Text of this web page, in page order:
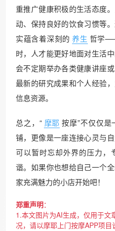
重推广健康积极的生活态度
动、保持良好的饮食习惯等
实蕴含着深刻的 养生 哲学
时，人才能更好地面对生活
会不定期举办各类健康讲座
最新的研究成果和个人经验
信息资源。
总之，“ 摩耶 按摩”不仅仅
铺，更像是一座连接心灵与
可以暂时忘却外界的压力，
谐。如果你也想给自己一个
家充满魅力的小店开始吧！
郑重声明：
1.本文图片为AI生成，仅用于文
况，请以摩耶上门按摩APP项目